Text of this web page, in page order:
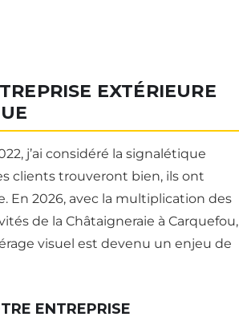
EXTÉRIEURE
j’ai considéré la signalétique
clients trouveront bien, ils ont
En 2026, avec la multiplication des
de la Châtaigneraie à Carquefou,
visuel est devenu un enjeu de
ENTREPRISE